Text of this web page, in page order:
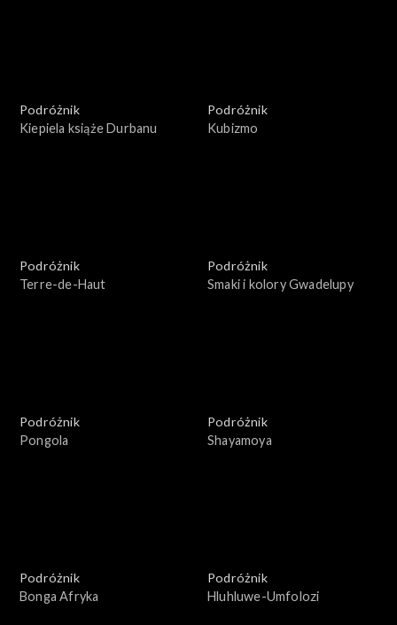
Podróżnik
Kiepiela książe Durbanu
Podróżnik
Kubizmo
Podróżnik
Terre-de-Haut
Podróżnik
Smaki i kolory Gwadelupy
Podróżnik
Pongola
Podróżnik
Shayamoya
Podróżnik
Bonga Afryka
Podróżnik
Hluhluwe-Umfolozi